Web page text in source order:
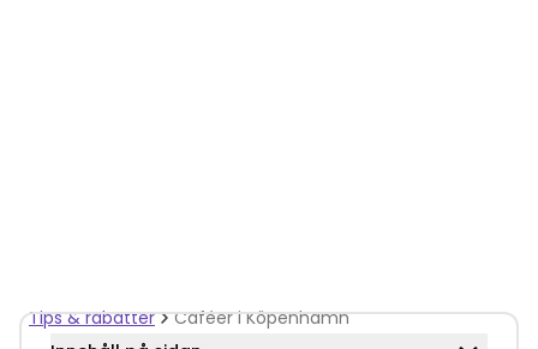
Tips & rabatter
Caféer i Köpenhamn